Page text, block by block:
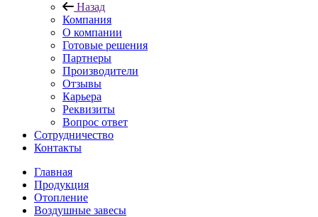
Назад
Компания
О компании
Готовые решения
Партнеры
Производители
Отзывы
Карьера
Реквизиты
Вопрос ответ
Сотрудничество
Контакты
Главная
Продукция
Отопление
Воздушные завесы